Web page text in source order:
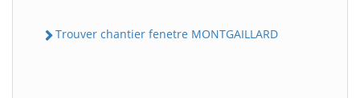
Trouver chantier fenetre MONTGAILLARD